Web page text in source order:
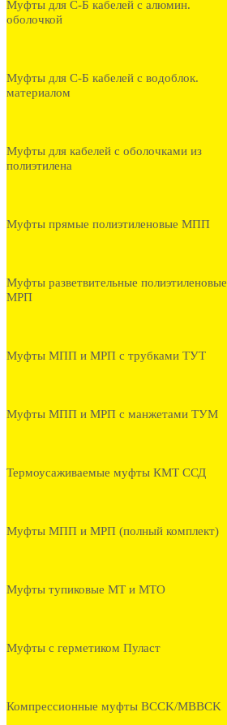
Муфты для С-Б кабелей с алюмин.
оболочкой
Муфты для С-Б кабелей с водоблок.
материалом
Муфты для кабелей с оболочками из
полиэтилена
Муфты прямые полиэтиленовые МПП
Муфты разветвительные полиэтиленовые
МРП
Муфты МПП и МРП с трубками ТУТ
Муфты МПП и МРП с манжетами ТУМ
Термоусаживаемые муфты КМТ ССД
Муфты МПП и МРП (полный комплект)
Муфты тупиковые МТ и МТО
Муфты с герметиком Пуласт
Компрессионные муфты BCCK/MBBCK